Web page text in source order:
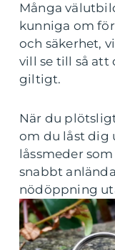
Många
kunniga om
och säkerhet,
vill se till så att
giltigt.
När du
om du låst dig
låssmeder
snabbt
nödöppning